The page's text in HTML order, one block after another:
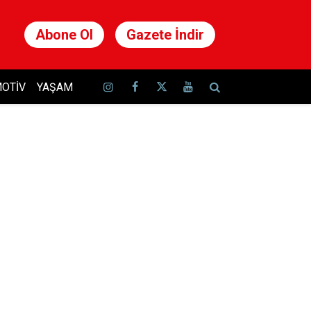
Abone Ol Gazete İndir
YAŞAM